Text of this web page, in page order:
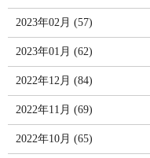
2023年02月 (57)
2023年01月 (62)
2022年12月 (84)
2022年11月 (69)
2022年10月 (65)